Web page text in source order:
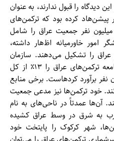
دیدگاه را قبول ندارند، به عنوان
اسکات تیلور پیشن‌هاد کرده بود که ترکمن‌های
عراق اختصاصاً ۲٬۰۸۰٬۰۰۰ از ۲۵ میلیون نفر جمعیت عراق را شامل
امور خاورمیانه اظ‌هار داشته،
عراق را تشکیل می‌دهند. سازمان
ملت‌‌ها و اقلیت‌‌های غیررسمی جامعه ترکمن‌های عراق را ۱۳٪ از کل
کشور برابر با ۳ میلیون نفر برآورد کرد‌هاست. برخی منابع
نفر می‌دانند. خود ترکمن‌‌ها نیز مدعی جمعیت
آن‌‌ها عمدتاً در ناحی‌های به نام
به شرق در وسط عراق کشیده
شهر کرکوک را پایتخت خود